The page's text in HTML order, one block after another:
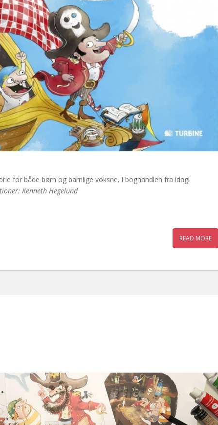
for både børn og barnlige voksne. I boghandlen fra idag!
Kenneth Hegelund
READ MORE